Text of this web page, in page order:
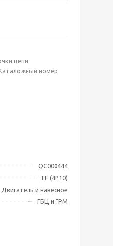
цепи
номер
QC000444
TF (4P10)
Двигатель и навесное
ГБЦ и ГРМ